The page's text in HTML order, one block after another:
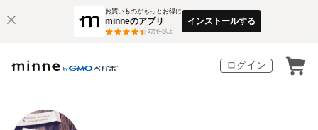
お買いものがもっとお得に
minneのアプリ
3万件以上
インストールする
ログイン